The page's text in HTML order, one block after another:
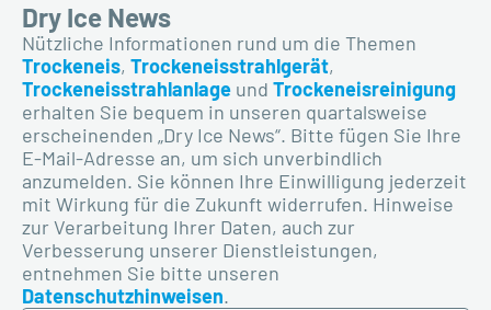
Dry Ice News
Nützliche Informationen rund um die Themen
Trockeneis, Trockeneisstrahlgerät,
Trockeneisstrahlanlage und Trockeneisreinigung
erhalten Sie bequem in unseren quartalsweise
erscheinenden „Dry Ice News“. Bitte fügen Sie Ihre
E-Mail-Adresse an, um sich unverbindlich
anzumelden. Sie können Ihre Einwilligung jederzeit
mit Wirkung für die Zukunft widerrufen. Hinweise
zur Verarbeitung Ihrer Daten, auch zur
Verbesserung unserer Dienstleistungen,
entnehmen Sie bitte unseren
Datenschutzhinweisen.